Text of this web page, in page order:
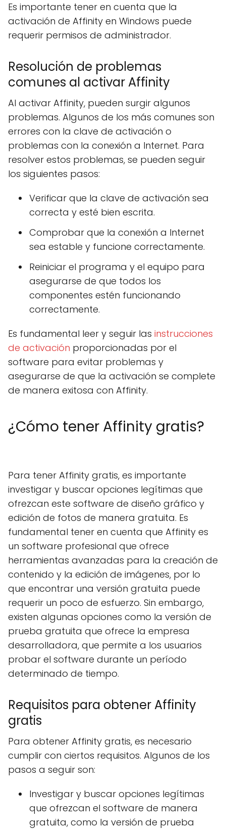
Es importante tener en cuenta que la
activación de Affinity en Windows puede
requerir permisos de administrador.
Resolución de problemas
comunes al activar Affinity
Al activar Affinity, pueden surgir algunos
problemas. Algunos de los más comunes son
errores con la clave de activación o
problemas con la conexión a Internet. Para
resolver estos problemas, se pueden seguir
los siguientes pasos:
Verificar que la clave de activación sea
correcta y esté bien escrita.
Comprobar que la conexión a Internet
sea estable y funcione correctamente.
Reiniciar el programa y el equipo para
asegurarse de que todos los
componentes estén funcionando
correctamente.
Es fundamental leer y seguir las instrucciones
de activación proporcionadas por el
software para evitar problemas y
asegurarse de que la activación se complete
de manera exitosa con Affinity.
¿Cómo tener Affinity gratis?
Para tener Affinity gratis, es importante
investigar y buscar opciones legítimas que
ofrezcan este software de diseño gráfico y
edición de fotos de manera gratuita. Es
fundamental tener en cuenta que Affinity es
un software profesional que ofrece
herramientas avanzadas para la creación de
contenido y la edición de imágenes, por lo
que encontrar una versión gratuita puede
requerir un poco de esfuerzo. Sin embargo,
existen algunas opciones como la versión de
prueba gratuita que ofrece la empresa
desarrolladora, que permite a los usuarios
probar el software durante un período
determinado de tiempo.
Requisitos para obtener Affinity
gratis
Para obtener Affinity gratis, es necesario
cumplir con ciertos requisitos. Algunos de los
pasos a seguir son:
Investigar y buscar opciones legítimas
que ofrezcan el software de manera
gratuita, como la versión de prueba